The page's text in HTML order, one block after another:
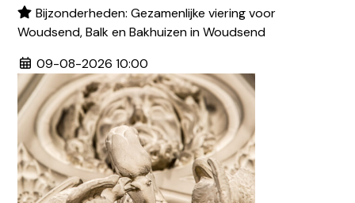
Bijzonderheden: Gezamenlijke viering voor
Woudsend, Balk en Bakhuizen in Woudsend
09-08-2026 10:00